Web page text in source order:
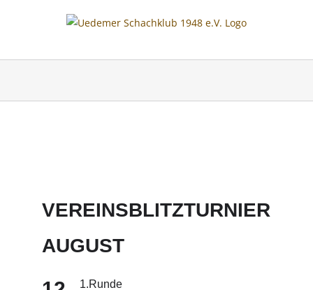
VEREINSBLITZTURNIER
AUGUST
1.Runde